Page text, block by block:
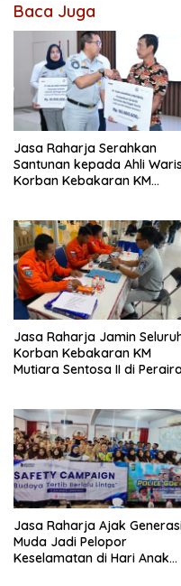
Baca Juga
Jasa Raharja Serahkan
Santunan kepada Ahli Waris
Korban Kebakaran KM
Jasa Raharja Jamin
Korban Kebakaran KM
Mutiara Sentosa II di
Jasa Raharja Ajak
Muda Jadi Pelopor
Keselamatan di Hari Anak